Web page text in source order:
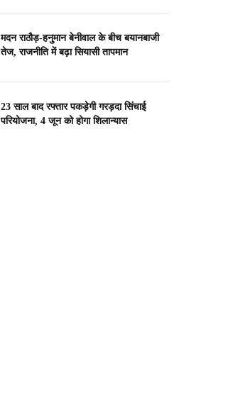
मदन राठौड़-हनुमान बेनीवाल के बीच बयानबाजी
तेज, राजनीति में बढ़ा सियासी तापमान
23 साल बाद रफ्तार पकड़ेगी गरड़दा सिंचाई
परियोजना, 4 जून को होगा शिलान्यास